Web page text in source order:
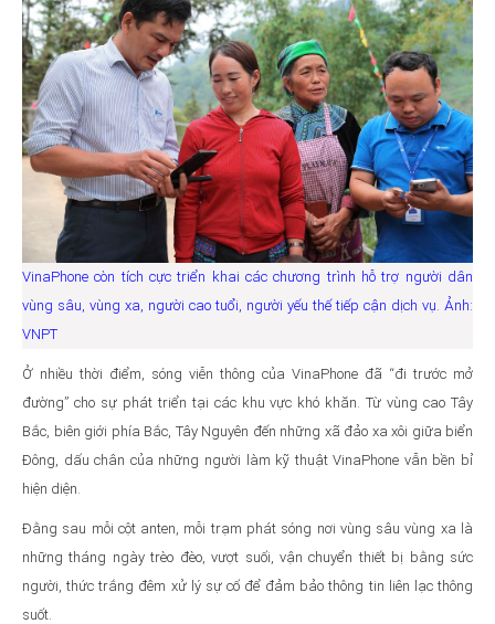
VinaPhone còn tích cực triển khai các chương trình hỗ trợ người dân
vùng sâu, vùng xa, người cao tuổi, người yếu thế tiếp cận dịch vụ. Ảnh:
VNPT
Ở nhiều thời điểm, sóng viễn thông của VinaPhone đã “đi trước mở
đường” cho sự phát triển tại các khu vực khó khăn. Từ vùng cao Tây
Bắc, biên giới phía Bắc, Tây Nguyên đến những xã đảo xa xôi giữa biển
Đông, dấu chân của những người làm kỹ thuật VinaPhone vẫn bền bỉ
hiện diện.
Đằng sau mỗi cột anten, mỗi trạm phát sóng nơi vùng sâu vùng xa là
những tháng ngày trèo đèo, vượt suối, vận chuyển thiết bị bằng sức
người, thức trắng đêm xử lý sự cố để đảm bảo thông tin liên lạc thông
suốt.